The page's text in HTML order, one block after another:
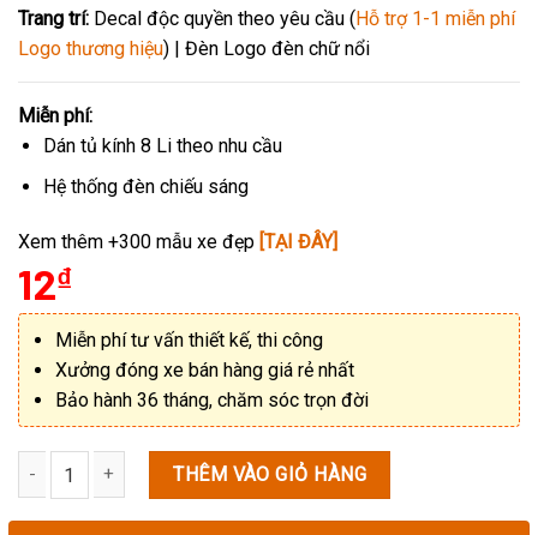
Trang trí: Decal độc quyền theo yêu cầu (Hỗ trợ 1-1 miễn phí
Logo thương hiệu) | Đèn Logo đèn chữ nổi
Miễn phí:
Dán tủ kính 8 Li theo nhu cầu
Hệ thống đèn chiếu sáng
Xem thêm +300 mẫu xe đẹp [TẠI ĐÂY]
12₫
Miễn phí tư vấn thiết kế, thi công
Xưởng đóng xe bán hàng giá rẻ nhất
Bảo hành 36 tháng, chăm sóc trọn đời
THÊM VÀO GIỎ HÀNG